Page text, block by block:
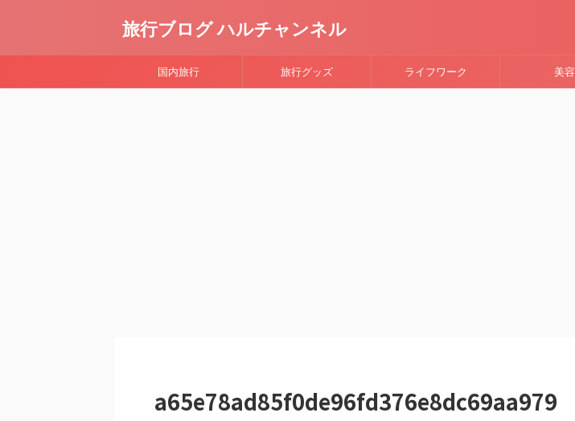
旅行ブログ ハルチャンネル
国内旅行 旅行グッズ ライフワーク 美容
a65e78ad85f0de96fd376e8dc69aa979